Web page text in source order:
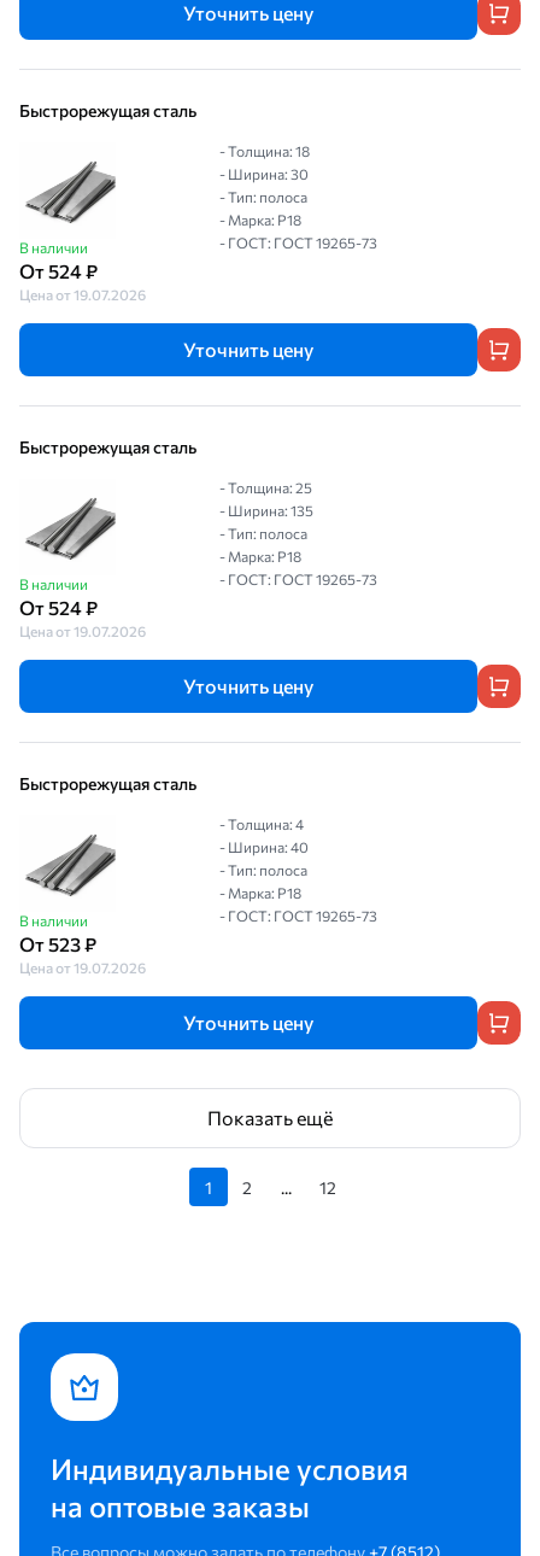
Уточнить цену
Быстрорежущая сталь
В наличии
От 524 ₽
Цена от 19.07.2026
- Толщина: 18
- Ширина: 30
- Тип: полоса
- Марка: Р18
- ГОСТ: ГОСТ 19265-73
Уточнить цену
Быстрорежущая сталь
В наличии
От 524 ₽
Цена от 19.07.2026
- Толщина: 25
- Ширина: 135
- Тип: полоса
- Марка: Р18
- ГОСТ: ГОСТ 19265-73
Уточнить цену
Быстрорежущая сталь
В наличии
От 523 ₽
Цена от 19.07.2026
- Толщина: 4
- Ширина: 40
- Тип: полоса
- Марка: Р18
- ГОСТ: ГОСТ 19265-73
Уточнить цену
Показать ещё
1 2 ... 12
Индивидуальные условия
на оптовые заказы
Все вопросы можно задать по телефону +7 (8512)